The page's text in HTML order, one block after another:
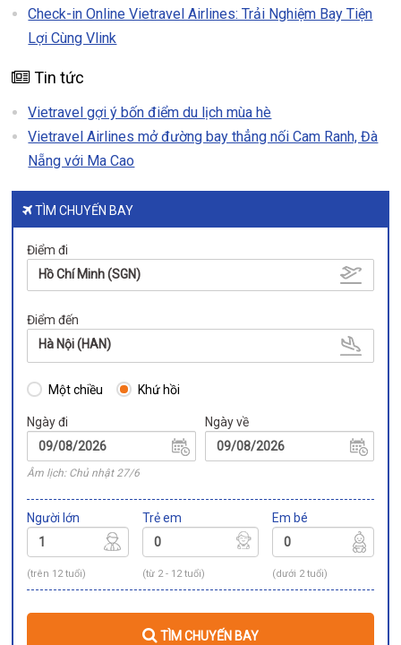
Check-in Online Vietravel Airlines: Trải Nghiệm Bay Tiện
Lợi Cùng Vlink
Tin tức
Vietravel gợi ý bốn điểm du lịch mùa hè
Vietravel Airlines mở đường bay thẳng nối Cam Ranh, Đà
Nẵng với Ma Cao
TÌM CHUYẾN BAY
Điểm đi
Hồ Chí Minh (SGN)
Điểm đến
Hà Nội (HAN)
Một chiều Khứ hồi
Ngày đi
Âm lịch: Chủ nhật 27/6
Ngày về
Người lớn
(trên 12 tuổi)
Trẻ em
(từ 2 - 12 tuổi)
Em bé
(dưới 2 tuổi)
TÌM CHUYẾN BAY